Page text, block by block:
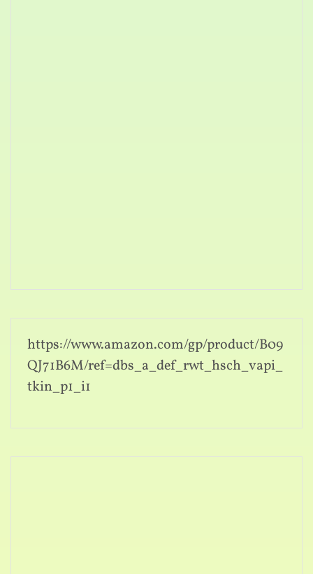
https://www.amazon.com/gp/product/B09
QJ71B6M/ref=dbs_a_def_rwt_hsch_vapi_
tkin_p1_i1